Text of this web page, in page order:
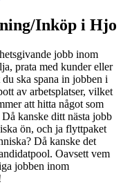
Inköp i Hjo
jobb inom
prata med kunder eller
ska spana in jobben i
av arbetsplatser, vilket
att hitta något som
kanske ditt nästa jobb
ön, och ja flyttpaket
Då kanske det
Oavsett vem
jobben inom